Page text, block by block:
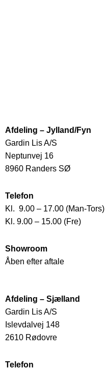
Afdeling – Jylland/Fyn
Gardin Lis A/S
Neptunvej 16
8960 Randers SØ
Telefon
Kl. 9.00 – 17.00 (Man-Tors)
Kl. 9.00 – 15.00 (Fre)
Showroom
Åben efter aftale
Afdeling – Sjælland
Gardin Lis A/S
Islevdalvej 148
2610 Rødovre
Telefon